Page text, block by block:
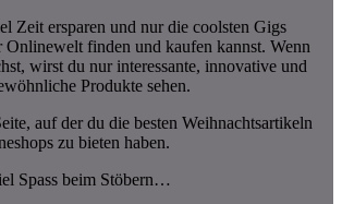
Zeit ersparen und nur die coolsten Gigs
Onlinewelt finden und kaufen kannst. Wenn
wirst du nur interessante, innovative und
Produkte sehen.
auf der du die besten Weihnachtsartikeln
zu bieten haben.
Spass beim Stöbern…